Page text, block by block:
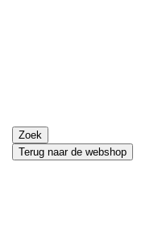
Terug naar de webshop